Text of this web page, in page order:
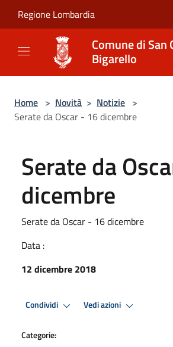
Regione Lombardia
Comune di San
Bigarello
Home > Novità > Notizie >
Serate da Oscar - 16 dicembre
Serate da
dicembre
Serate da Oscar - 16 dicembre
Data :
12 dicembre 2018
Condividi Vedi azioni
Categorie: